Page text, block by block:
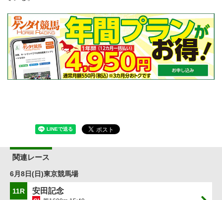
関連レース
6月8日(日)東京競馬場
11R 安田記念